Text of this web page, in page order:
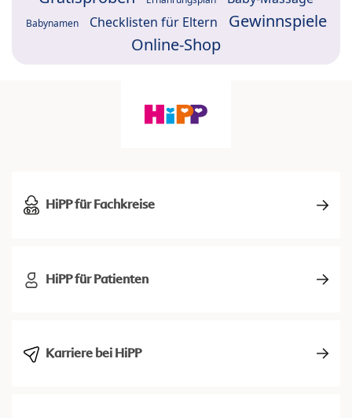
Babynamen Checklisten für Eltern
Gewinnspiele
Online-Shop
HiPP für Fachkreise
HiPP für Patienten
Karriere bei HiPP